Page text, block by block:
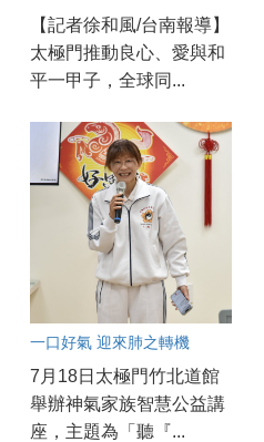
【記者徐和風/台南報導】
太極門推動良心、愛與和
平一甲子，全球同...
一口好氣 迎來肺之轉機
7月18日太極門竹北道館
舉辦神氣家族智慧公益講
座，主題為「聽『...